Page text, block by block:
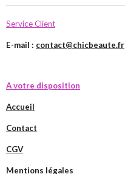
Service Client
E-mail : contact@chicbeaute.fr
A votre disposition
Accueil
Contact
CGV
Mentions légales